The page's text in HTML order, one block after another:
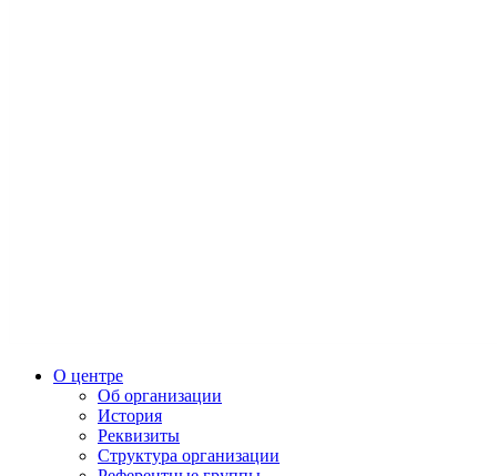
О центре
Об организации
История
Реквизиты
Структура организации